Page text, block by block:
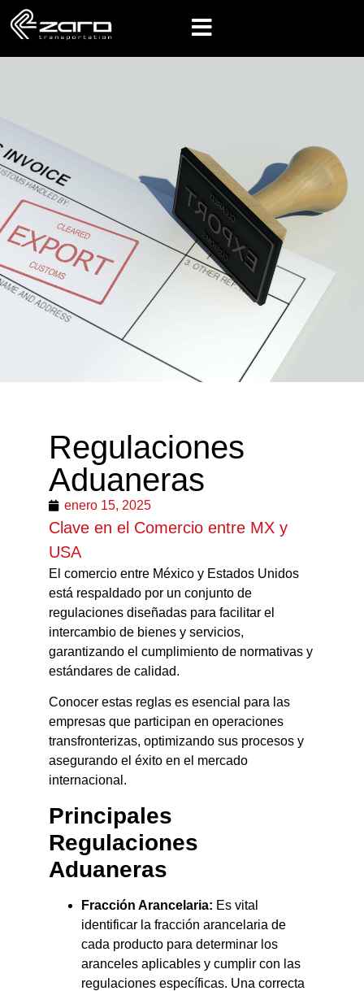
Regulaciones
Aduaneras
enero 15, 2025
Clave en el Comercio entre MX y
USA
El comercio entre México y Estados Unidos
está respaldado por un conjunto de
regulaciones diseñadas para facilitar el
intercambio de bienes y servicios,
garantizando el cumplimiento de normativas y
estándares de calidad.
Conocer estas reglas es esencial para las
empresas que participan en operaciones
transfronterizas, optimizando sus procesos y
asegurando el éxito en el mercado
internacional.
Principales
Regulaciones
Aduaneras
Fracción Arancelaria: Es vital
identificar la fracción arancelaria de
cada producto para determinar los
aranceles aplicables y cumplir con las
regulaciones específicas. Una correcta